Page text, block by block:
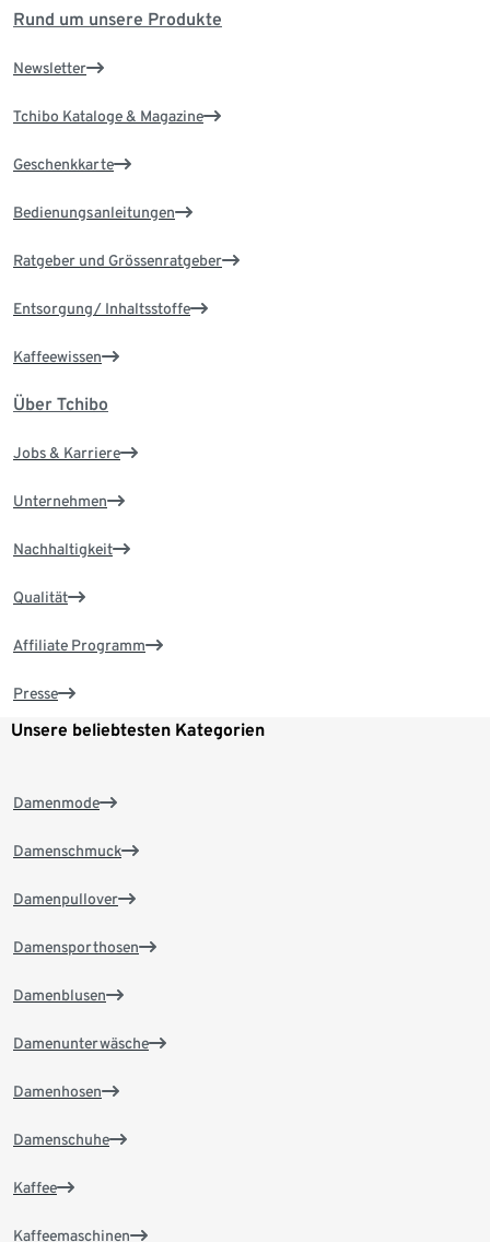
Rund um unsere Produkte
Newsletter
Tchibo Kataloge & Magazine
Geschenkkarte
Bedienungsanleitungen
Ratgeber und Grössenratgeber
Entsorgung/ Inhaltsstoffe
Kaffeewissen
Über Tchibo
Jobs & Karriere
Unternehmen
Nachhaltigkeit
Qualität
Affiliate Programm
Presse
Unsere beliebtesten Kategorien
Damenmode
Damenschmuck
Damenpullover
Damensporthosen
Damenblusen
Damenunterwäsche
Damenhosen
Damenschuhe
Kaffee
Kaffeemaschinen